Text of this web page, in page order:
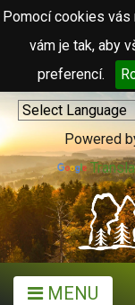
Pomocí cookies vás
vám je tak, aby
preferencí.
Powered
MENU